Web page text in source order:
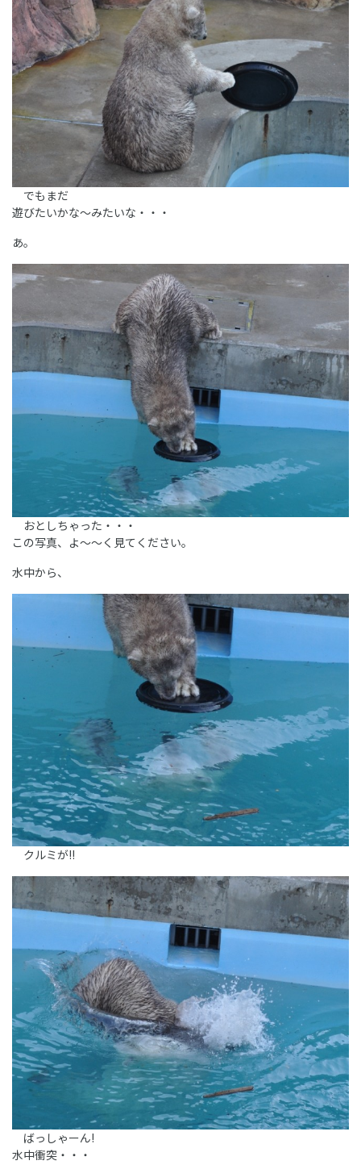
でもまだ
遊びたいかな～みたいな・・・
あ。
おとしちゃった・・・
この写真、よ～～く見てください。
水中から、
クルミが!!
ばっしゃーん!
水中衝突・・・